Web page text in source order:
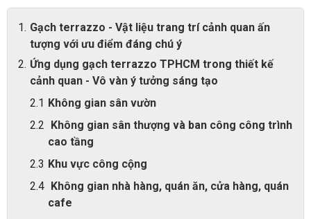
Gạch terrazzo - Vật liệu trang trí cảnh quan ấn
tượng với ưu điểm đáng chú ý
Ứng dụng gạch terrazzo TPHCM trong thiết kế
cảnh quan - Vô vàn ý tưởng sáng tạo
Không gian sân vườn
Không gian sân thượng và ban công công trình
cao tầng
Khu vực công cộng
Không gian nhà hàng, quán ăn, cửa hàng, quán
cafe